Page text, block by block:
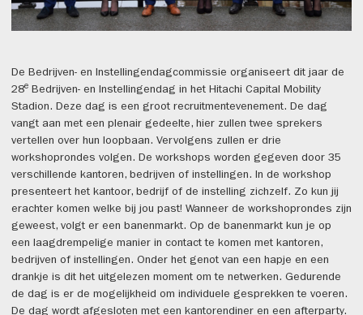
De Bedrijven- en Instellingendagcommissie organiseert dit jaar de
28e Bedrijven- en Instellingendag in het Hitachi Capital Mobility
Stadion. Deze dag is een groot recruitmentevenement. De dag
vangt aan met een plenair gedeelte, hier zullen twee sprekers
vertellen over hun loopbaan. Vervolgens zullen er drie
workshoprondes volgen. De workshops worden gegeven door 35
verschillende kantoren, bedrijven of instellingen. In de workshop
presenteert het kantoor, bedrijf of de instelling zichzelf. Zo kun jij
erachter komen welke bij jou past! Wanneer de workshoprondes zijn
geweest, volgt er een banenmarkt. Op de banenmarkt kun je op
een laagdrempelige manier in contact te komen met kantoren,
bedrijven of instellingen. Onder het genot van een hapje en een
drankje is dit het uitgelezen moment om te netwerken. Gedurende
de dag is er de mogelijkheid om individuele gesprekken te voeren.
De dag wordt afgesloten met een kantorendiner en een afterparty.